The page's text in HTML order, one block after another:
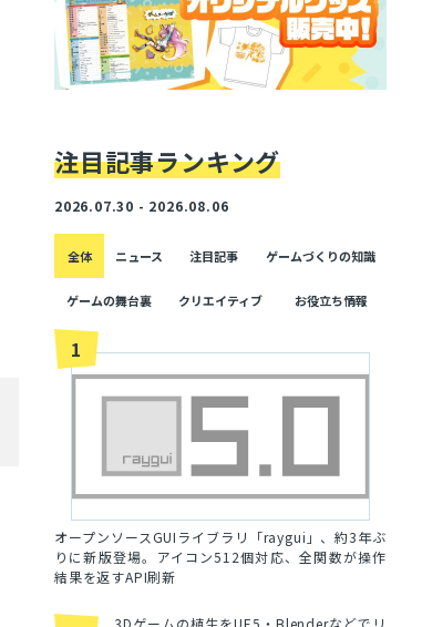
注目記事ランキング
2026.07.30 - 2026.08.06
全体 ニュース 注目記事 ゲームづくりの知識
ゲームの舞台裏 クリエイティブ お役立ち情報
1
オープンソースGUIライブラリ「raygui」、約3年ぶ
りに新版登場。アイコン512個対応、全関数が操作
結果を返すAPI刷新
3Dゲームの植生をUE5・Blenderなどでリ